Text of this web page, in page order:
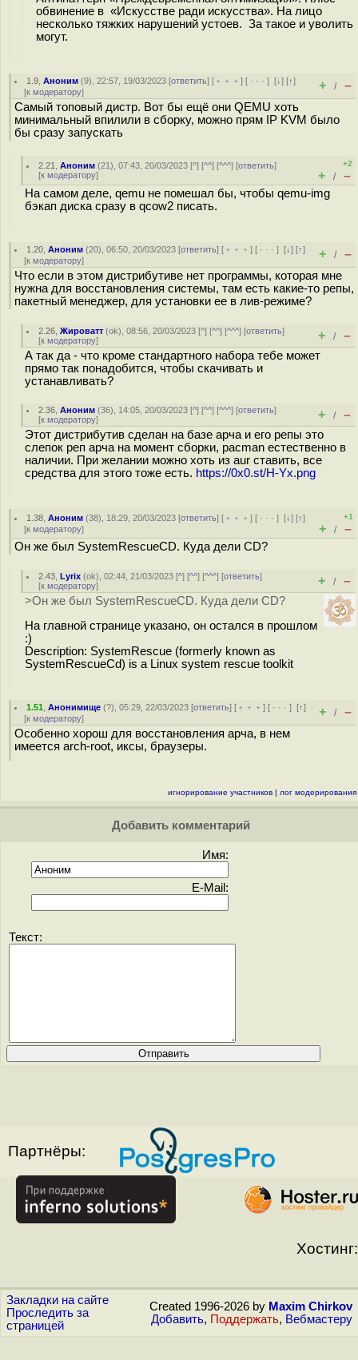
обвинение в «Искусстве ради искусства». На лицо
несколько тяжких нарушений устоев. За такое и уволить
могут.
1.9 ,Аноним (9), 22:57, 19/03/2023 [ответить] [ ﹢﹢﹢] [ · · ·][↓] [↑]
[к модератору] + / –
Самый топовый дистр. Вот бы ещё они QEMU хоть
минимальный впилили в сборку, можно прям IP KVM было
бы сразу запускать
2.21 ,Аноним (21), 07:43, 20/03/2023 [^] [^^] [^^^] [ответить]
[к модератору]
+2
+ / –
На самом деле, qemu не помешал бы, чтобы qemu-img
бэкап диска сразу в qcow2 писать.
1.20 ,Аноним (20), 06:50, 20/03/2023 [ответить] [ ﹢﹢﹢] [ · · ·][↓] [↑]
[к модератору] + / –
Что если в этом дистрибутиве нет программы, которая мне
нужна для восстановления системы, там есть какие-то репы,
пакетный менеджер, для установки ее в лив-режиме?
2.26 ,Жироватт (ok), 08:56, 20/03/2023 [^] [^^] [^^^] [ответить]
[к модератору] + / –
А так да - что кроме стандартного набора тебе может
прямо так понадобится, чтобы скачивать и
устанавливать?
2.36 ,Аноним (36), 14:05, 20/03/2023 [^] [^^] [^^^] [ответить]
[к модератору] + / –
Этот дистрибутив сделан на базе арча и его репы это
слепок реп арча на момент сборки, pacman естественно в
наличии. При желании можно хоть из aur ставить, все
средства для этого тоже есть. https://0x0.st/H-Yx.png
1.38 ,Аноним (38), 18:29, 20/03/2023 [ответить] [ ﹢﹢﹢] [ · · ·][↓] [↑]
[к модератору]
+1
+ / –
Он же был SystemRescueCD. Куда дели CD?
2.43 ,Lyrix (ok), 02:44, 21/03/2023 [^] [^^] [^^^] [ответить]
[к модератору] + / –
>Он же был SystemRescueCD. Куда дели CD?
На главной странице указано, он остался в прошлом
:)
Description: SystemRescue (formerly known as
SystemRescueCd) is a Linux system rescue toolkit
1.51 ,Анонимище (?), 05:29, 22/03/2023 [ответить] [ ﹢﹢﹢] [ · · ·][↑]
[к модератору] + / –
Особенно хорош для восстановления арча, в нем
имеется arch-root, иксы, браузеры.
игнорирование участников | лог модерирования
Добавить комментарий
Имя:
E-Mail:
Текст:
Партнёры:
Хостинг:
Закладки на сайте
Проследить за
страницей
Created 1996-2026 by Maxim Chirkov
Добавить, Поддержать, Вебмастеру